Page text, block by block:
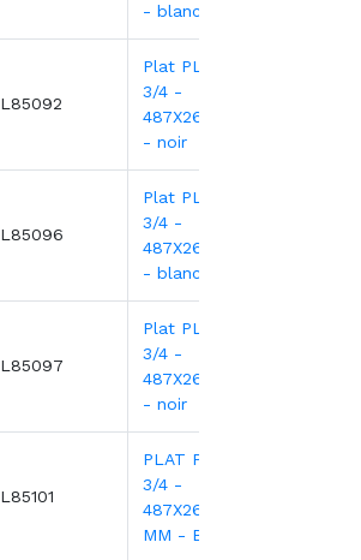
- blanc
L85092
Plat PLEXI.GN
3/4 -
487X265X17mm
- noir
L85096
Plat PLEXI.GN
3/4 -
487X265X50mm
- blanc
L85097
Plat PLEXI.GN
3/4 -
487X265X50mm
- noir
L85101
PLAT PLEXI.GN
3/4 -
487X265X80
MM - BLANC